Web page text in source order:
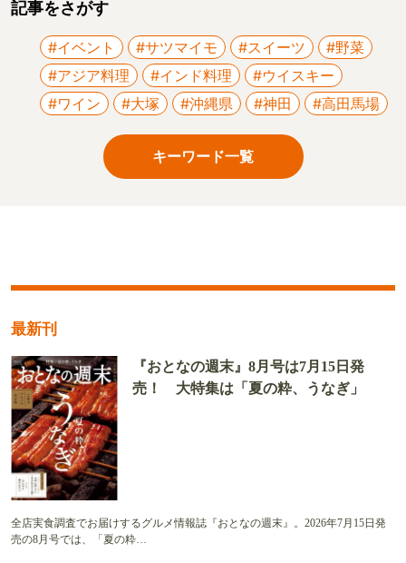
記事をさがす
#イベント #サツマイモ #スイーツ
#野菜
#アジア料理
#インド料理
#ウイスキー
#ワイン
#大塚 #沖縄県 #神田 #高田馬場
キーワード一覧
最新刊
『おとなの週末』8月号は7月15日発
売！ 大特集は「夏の粋、うなぎ」
全店実食調査でお届けするグルメ情報誌『おとなの週末』。2026年7月15日発
売の8月号では、「夏の粋…